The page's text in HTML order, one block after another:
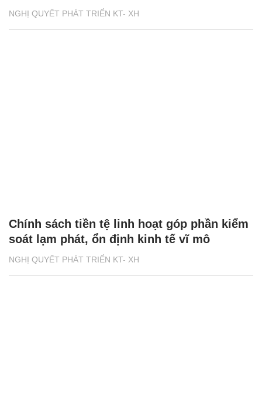
NGHỊ QUYẾT PHÁT TRIỂN KT- XH
NGHỊ QUYẾT PHÁT TRIỂN KT- XH
Chính sách tiền tệ linh hoạt góp phần kiểm
soát lạm phát, ổn định kinh tế vĩ mô